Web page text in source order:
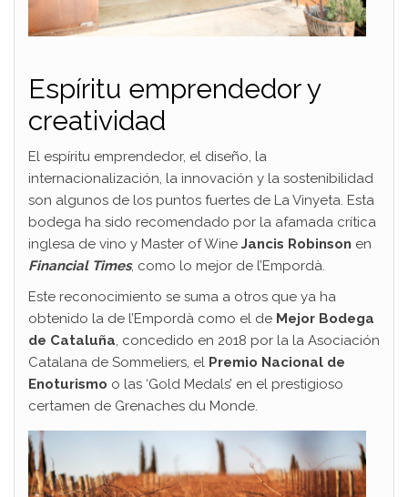
Espíritu emprendedor y
creatividad
El espíritu emprendedor, el diseño, la
internacionalización, la innovación y la sostenibilidad
son algunos de los puntos fuertes de La Vinyeta. Esta
bodega ha sido recomendado por la afamada crítica
inglesa de vino y Master of Wine Jancis Robinson en
Financial Times, como lo mejor de l’Empordà.
Este reconocimiento se suma a otros que ya ha
obtenido la de l’Empordà como el de Mejor Bodega
de Cataluña, concedido en 2018 por la la Asociación
Catalana de Sommeliers, el Premio Nacional de
Enoturismo o las ‘Gold Medals’ en el prestigioso
certamen de Grenaches du Monde.